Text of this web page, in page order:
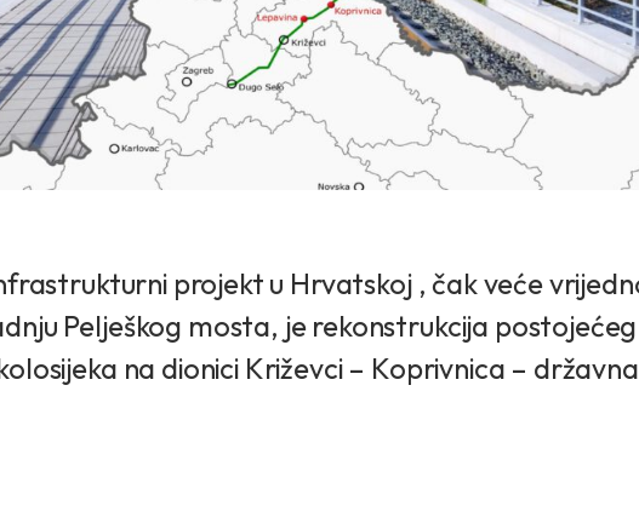
projekt u Hrvatskoj , čak veće
Pelješkog mosta, je rekonstrukcija
na dionici Križevci – Koprivnica – državna